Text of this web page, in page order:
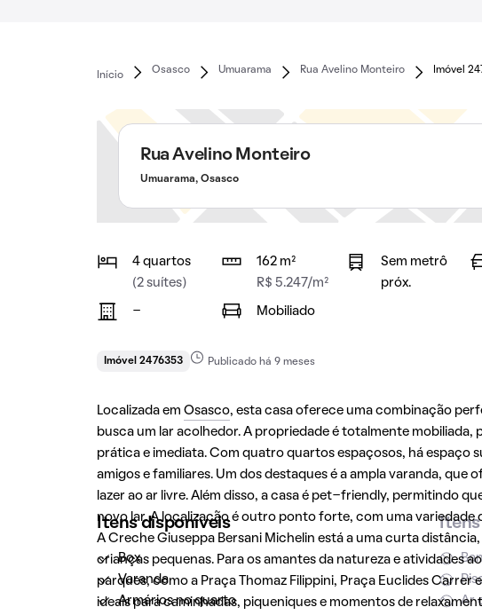
Início
Osasco Umuarama Rua Avelino Monteiro Imóvel
Rua Avelino Monteiro
Umuarama, Osasco
4 quartos
(2 suítes)
162 m²
R$ 5.247/m²
Sem metrô
próx.
- Mobiliado
Imóvel 2476353 Publicado há 9 meses
Localizada em Osasco, esta casa oferece uma combinação
busca um lar acolhedor. A propriedade é totalmente
prática e imediata. Com quatro quartos espaçosos, há espaço
amigos e familiares. Um dos destaques é a ampla varanda, que
lazer ao ar livre. Além disso, a casa é pet-friendly, permitindo
novo lar. A localização é outro ponto forte, com uma variedade
A Creche Giuseppa Bersani Michelin está a uma curta
crianças pequenas. Para os amantes da natureza e atividades
parques, como a Praça Thomaz Filippini, Praça Euclides Carrer
ideais para caminhadas, piqueniques e momentos de
Itens disponíveis
Box
Varanda
Armários no quarto
Itens
Ar